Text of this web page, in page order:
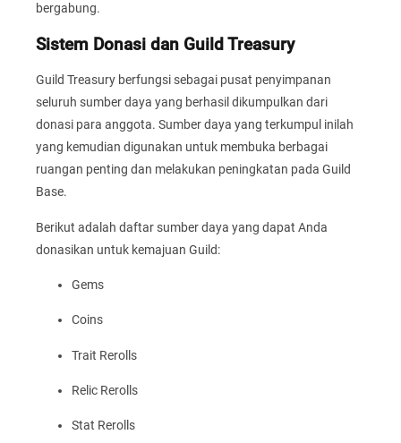
bergabung.
Sistem Donasi dan Guild Treasury
Guild Treasury berfungsi sebagai pusat penyimpanan
seluruh sumber daya yang berhasil dikumpulkan dari
donasi para anggota. Sumber daya yang terkumpul inilah
yang kemudian digunakan untuk membuka berbagai
ruangan penting dan melakukan peningkatan pada Guild
Base.
Berikut adalah daftar sumber daya yang dapat Anda
donasikan untuk kemajuan Guild:
Gems
Coins
Trait Rerolls
Relic Rerolls
Stat Rerolls